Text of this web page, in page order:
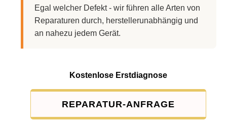
Egal welcher Defekt - wir führen alle Arten von
Reparaturen durch, herstellerunabhängig und
an nahezu jedem Gerät.
Kostenlose Erstdiagnose
REPARATUR-ANFRAGE